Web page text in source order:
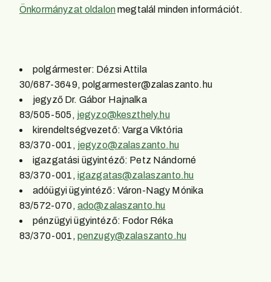
Önkormányzat oldalonmegtalál minden információt.
polgármester: Dézsi Attila
30/687-3649, polgarmester@zalaszanto.hu
jegyző Dr. Gábor Hajnalka
83/505-505, jegyzo@keszthely.hu
kirendeltségvezető: Varga Viktória
83/370-001, jegyzo@zalaszanto.hu
igazgatási ügyintéző: Petz Nándorné
83/370-001, igazgatas@zalaszanto.hu
adóügyi ügyintéző: Váron-Nagy Mónika
83/572-070, ado@zalaszanto.hu
pénzügyi ügyintéző: Fodor Réka
83/370-001, penzugy@zalaszanto.hu